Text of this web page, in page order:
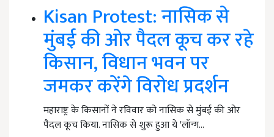
Kisan Protest: नासिक से
मुंबई की ओर पैदल कूच कर रहे
किसान, विधान भवन पर
जमकर करेंगे विरोध प्रदर्शन
महाराष्ट्र के किसानों ने रविवार को नासिक से मुंबई की ओर
पैदल कूच किया. नासिक से शुरू हुआ ये 'लॉन्ग…